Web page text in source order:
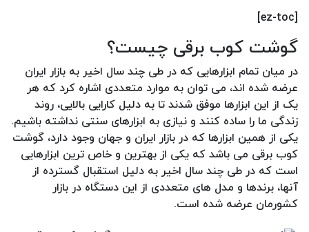
[ez-toc]
گوشت کوب برقی چیست؟
در میان تمام ابزارهایی که در طی چند سال اخیر به بازار ایران
عرضه شده اند، می توان به موارد متعددی اشاره کرد که هر
یک از این ابزارها موفق شدند تا به دلیل کارایی بالایی، روند
زندگی ما را ساده کنند و نیازی به ابزارهای سنتی نداشته باشیم.
یکی از همین ابزارها که در بازار ایران و جهان وجود دارد، گوشت
کوب برقی می باشد که یکی از بهترین و خاص ترین ابزارهایی
است که در طی چند سال اخیر به دلیل استقبال گسترده از
آنها، برندها و مدل های متعددی از این دستگاه در بازار
کشورمان عرضه شده است.